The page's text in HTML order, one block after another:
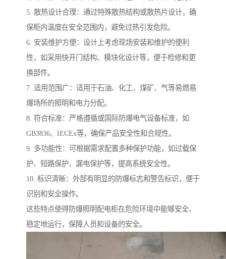
5. 散热设计合理：通过特殊散热结构或散热片设计，确
保柜内温度在安全范围内，避免过热引发危险。
6. 安装维护方便：设计上考虑现场安装和维护的便利
性，如采用快开门结构、模块化设计等，便于检修和更
换部件。
7. 适用范围广：适用于石油、化工、煤矿、气等易燃易
爆场所的照明和电力分配。
8. 符合标准：严格遵循或国际防爆电气设备标准，如
GB3836、IECEx等，确保产品安全性和合规性。
9. 多功能性：可根据需求配置多种保护功能，如过载保
护、短路保护、漏电保护等，提高系统安全性。
10. 标识清晰：外部有明显的防爆标志和警告标识，便于
识别和安全操作。
这些特点使得防爆照明配电柜在危险环境中能够安全、
稳定地运行，保障人员和设备的安全。